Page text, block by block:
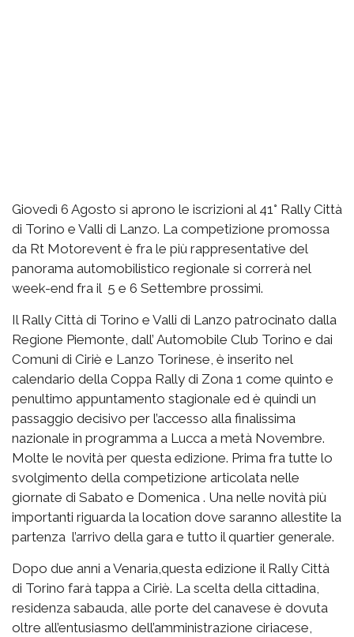
Giovedì 6 Agosto si aprono le iscrizioni al 41° Rally Città
di Torino e Valli di Lanzo. La competizione promossa
da Rt Motorevent è fra le più rappresentative del
panorama automobilistico regionale si correrà nel
week-end fra il 5 e 6 Settembre prossimi.
Il Rally Città di Torino e Valli di Lanzo patrocinato dalla
Regione Piemonte, dall’ Automobile Club Torino e dai
Comuni di Ciriè e Lanzo Torinese, è inserito nel
calendario della Coppa Rally di Zona 1 come quinto e
penultimo appuntamento stagionale ed è quindi un
passaggio decisivo per l’accesso alla finalissima
nazionale in programma a Lucca a metà Novembre.
Molte le novità per questa edizione. Prima fra tutte lo
svolgimento della competizione articolata nelle
giornate di Sabato e Domenica . Una nelle novità più
importanti riguarda la location dove saranno allestite la
partenza l’arrivo della gara e tutto il quartier generale.
Dopo due anni a Venaria,questa edizione il Rally Città
di Torino farà tappa a Ciriè. La scelta della cittadina,
residenza sabauda, alle porte del canavese è dovuta
oltre all’entusiasmo dell’amministrazione ciriacese,